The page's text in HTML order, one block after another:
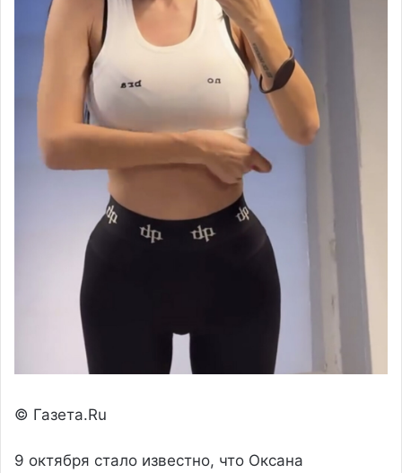
© Газета.Ru
9 октября стало известно, что Оксана